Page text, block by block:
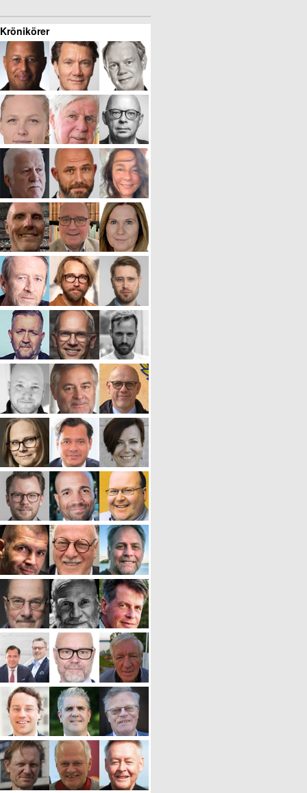
Krönikörer